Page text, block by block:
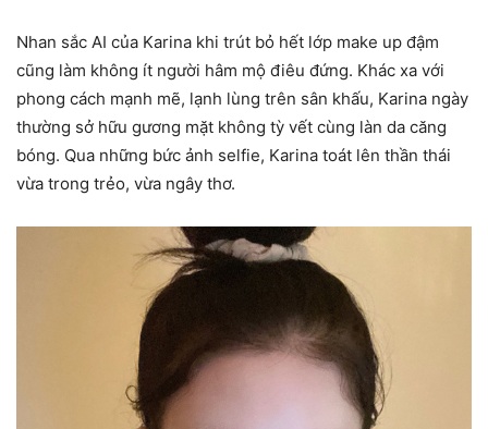
Nhan sắc AI của Karina khi trút bỏ hết lớp make up đậm
cũng làm không ít người hâm mộ điêu đứng. Khác xa với
phong cách mạnh mẽ, lạnh lùng trên sân khấu, Karina ngày
thường sở hữu gương mặt không tỳ vết cùng làn da căng
bóng. Qua những bức ảnh selfie, Karina toát lên thần thái
vừa trong trẻo, vừa ngây thơ.